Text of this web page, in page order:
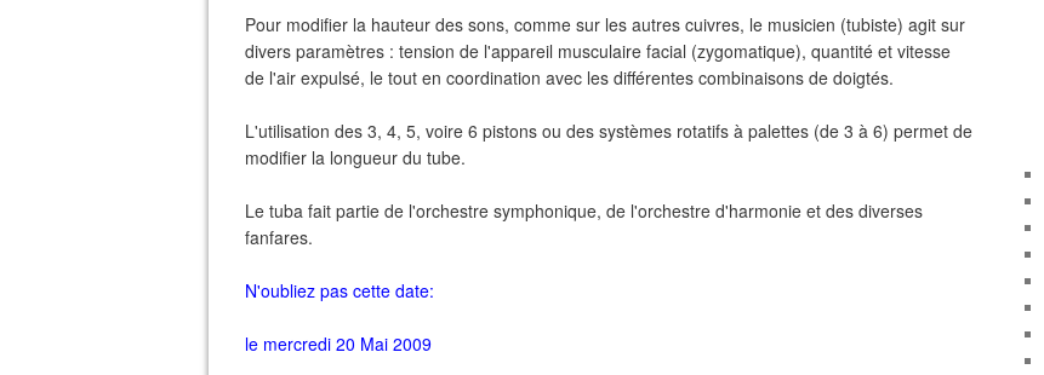
Pour modifier la hauteur des sons, comme sur les autres cuivres, le musicien (tubiste) agit sur
divers paramètres : tension de l'appareil musculaire facial (zygomatique), quantité et vitesse
de l'air expulsé, le tout en coordination avec les différentes combinaisons de doigtés.
L'utilisation des 3, 4, 5, voire 6 pistons ou des systèmes rotatifs à palettes (de 3 à 6) permet de
modifier la longueur du tube.
Le tuba fait partie de l'orchestre symphonique, de l'orchestre d'harmonie et des diverses
fanfares.
N'oubliez pas cette date:
le mercredi 20 Mai 2009